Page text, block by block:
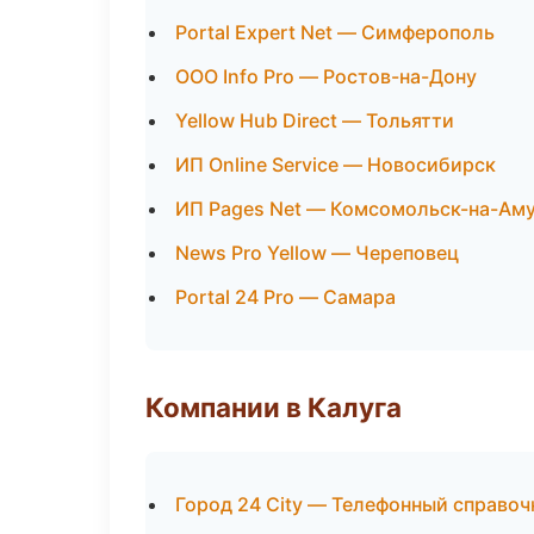
Portal Expert Net — Симферополь
ООО Info Pro — Ростов-на-Дону
Yellow Hub Direct — Тольятти
ИП Online Service — Новосибирск
ИП Pages Net — Комсомольск-на-
News Pro Yellow — Череповец
Portal 24 Pro — Самара
Компании в Калуга
Город 24 City — Телефонный